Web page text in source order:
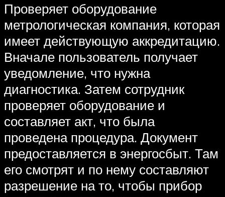
Проверяет оборудование
метрологическая компания, которая
имеет действующую аккредитацию.
Вначале пользователь получает
уведомление, что нужна
диагностика. Затем сотрудник
проверяет оборудование и
составляет акт, что была
проведена процедура. Документ
предоставляется в энергосбыт. Там
его смотрят и по нему составляют
разрешение на то, чтобы прибор